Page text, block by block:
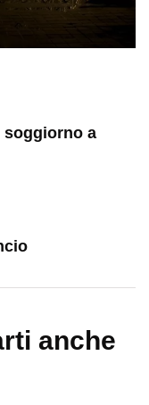
soggiorno a
anche